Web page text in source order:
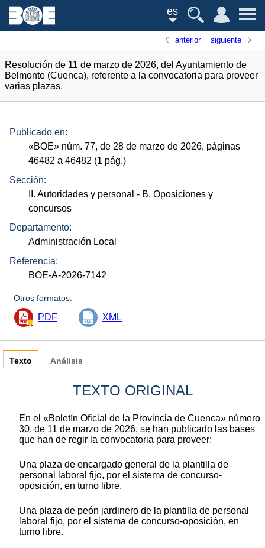
es
anterior siguiente
Resolución de 11 de marzo de 2026, del Ayuntamiento de
Belmonte (Cuenca), referente a la convocatoria para proveer
varias plazas.
Publicado en:
«BOE» núm. 77, de 28 de marzo de 2026, páginas
46482 a 46482 (1 pág.)
Sección:
II. Autoridades y personal - B. Oposiciones y
concursos
Departamento:
Administración Local
Referencia:
BOE-A-2026-7142
Otros formatos:
PDF XML
Texto
TEXTO ORIGINAL
En el «Boletín Oficial de la Provincia de Cuenca» número
30, de 11 de marzo de 2026, se han publicado las bases
que han de regir la convocatoria para proveer:
Una plaza de encargado general de la plantilla de
personal laboral fijo, por el sistema de concurso-
oposición, en turno libre.
Una plaza de peón jardinero de la plantilla de personal
laboral fijo, por el sistema de concurso-oposición, en
turno libre.
Análisis